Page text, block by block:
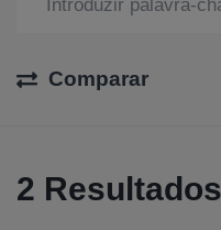
Comparar
2 Resultados